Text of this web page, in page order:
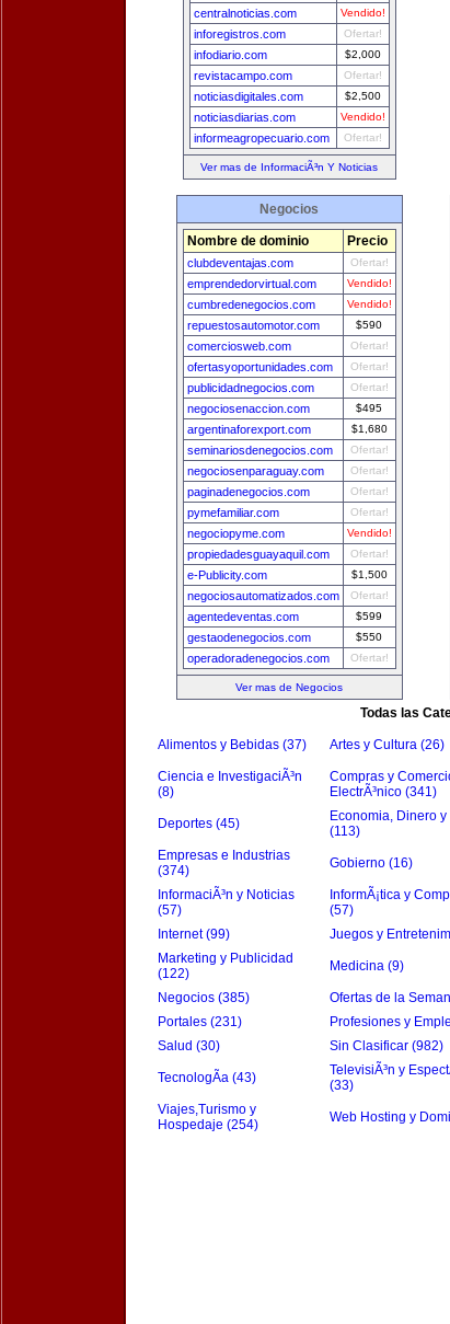
centralnoticias.com Vendido!
inforegistros.com Ofertar!
infodiario.com $2,000
revistacampo.com Ofertar!
noticiasdigitales.com $2,500
noticiasdiarias.com Vendido!
informeagropecuario.com Ofertar!
Ver mas de InformaciÃ³n Y Noticias
Negocios
Nombre de dominio Precio
clubdeventajas.com Ofertar!
emprendedorvirtual.com Vendido!
cumbredenegocios.com Vendido!
repuestosautomotor.com $590
comerciosweb.com Ofertar!
ofertasyoportunidades.com Ofertar!
publicidadnegocios.com Ofertar!
negociosenaccion.com $495
argentinaforexport.com $1,680
seminariosdenegocios.com Ofertar!
negociosenparaguay.com Ofertar!
paginadenegocios.com Ofertar!
pymefamiliar.com Ofertar!
negociopyme.com Vendido!
propiedadesguayaquil.com Ofertar!
e-Publicity.com $1,500
negociosautomatizados.com Ofertar!
agentedeventas.com $599
gestaodenegocios.com $550
operadoradenegocios.com Ofertar!
Ver mas de Negocios
Todas las
Alimentos y Bebidas (37) Artes y Cultura (26)
Ciencia e InvestigaciÃ³n
(8)
Compras y
ElectrÃ³nico (341)
Deportes (45)
Economia, Dinero
(113)
Empresas e Industrias
(374)
Gobierno (16)
InformaciÃ³n y Noticias
(57)
InformÃ¡tica y
(57)
Internet (99)
Juegos y
Marketing y Publicidad
(122)
Medicina (9)
Negocios (385) Ofertas de la
Portales (231)
Profesiones y
Salud (30)
Sin Clasificar (982)
TecnologÃ­a (43)
TelevisiÃ³n y
(33)
Viajes,Turismo y
Hospedaje (254)
Web Hosting y